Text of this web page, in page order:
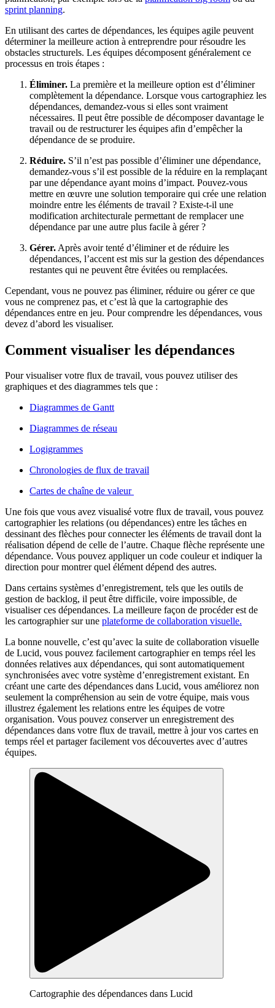
sprint planning.
En utilisant des cartes de dépendances, les équipes agile peuvent
déterminer la meilleure action à entreprendre pour résoudre les
obstacles structurels. Les équipes décomposent généralement ce
processus en trois étapes :
Éliminer. La première et la meilleure option est d’éliminer
complètement la dépendance. Lorsque vous cartographiez les
dépendances, demandez-vous si elles sont vraiment
nécessaires. Il peut être possible de décomposer davantage le
travail ou de restructurer les équipes afin d’empêcher la
dépendance de se produire.
Réduire. S’il n’est pas possible d’éliminer une dépendance,
demandez-vous s’il est possible de la réduire en la remplaçant
par une dépendance ayant moins d’impact. Pouvez-vous
mettre en œuvre une solution temporaire qui crée une relation
moindre entre les éléments de travail ? Existe-t-il une
modification architecturale permettant de remplacer une
dépendance par une autre plus facile à gérer ?
Gérer. Après avoir tenté d’éliminer et de réduire les
dépendances, l’accent est mis sur la gestion des dépendances
restantes qui ne peuvent être évitées ou remplacées.
Cependant, vous ne pouvez pas éliminer, réduire ou gérer ce que
vous ne comprenez pas, et c’est là que la cartographie des
dépendances entre en jeu. Pour comprendre les dépendances, vous
devez d’abord les visualiser.
Comment visualiser les dépendances
Pour visualiser votre flux de travail, vous pouvez utiliser des
graphiques et des diagrammes tels que :
Diagrammes de Gantt
Diagrammes de réseau
Logigrammes
Chronologies de flux de travail
Cartes de chaîne de valeur
Une fois que vous avez visualisé votre flux de travail, vous pouvez
cartographier les relations (ou dépendances) entre les tâches en
dessinant des flèches pour connecter les éléments de travail dont la
réalisation dépend de celle de l’autre. Chaque flèche représente une
dépendance. Vous pouvez appliquer un code couleur et indiquer la
direction pour montrer quel élément dépend des autres.
Dans certains systèmes d’enregistrement, tels que les outils de
gestion de backlog, il peut être difficile, voire impossible, de
visualiser ces dépendances. La meilleure façon de procéder est de
les cartographier sur une plateforme de collaboration visuelle.
La bonne nouvelle, c’est qu’avec la suite de collaboration visuelle
de Lucid, vous pouvez facilement cartographier en temps réel les
données relatives aux dépendances, qui sont automatiquement
synchronisées avec votre système d’enregistrement existant. En
créant une carte des dépendances dans Lucid, vous améliorez non
seulement la compréhension au sein de votre équipe, mais vous
illustrez également les relations entre les équipes de votre
organisation. Vous pouvez conserver un enregistrement des
dépendances dans votre flux de travail, mettre à jour vos cartes en
temps réel et partager facilement vos découvertes avec d’autres
équipes.
Cartographie des dépendances dans Lucid